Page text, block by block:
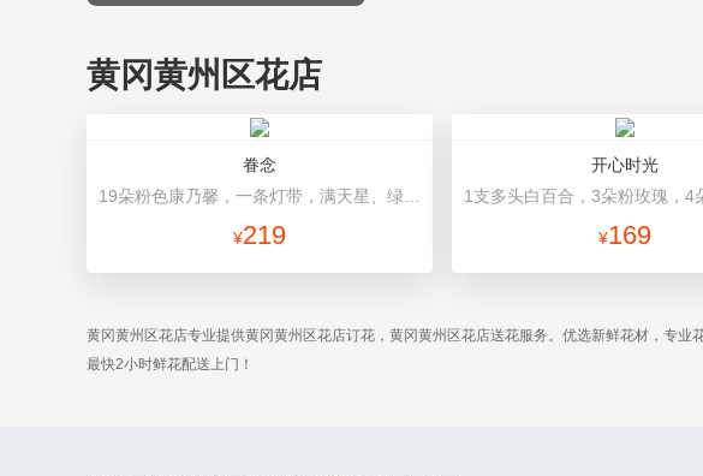
黄冈黄州区花店
眷念
¥219
开心时光
¥169
黄冈黄州区花店专业提供黄冈黄州区花店订花，黄冈黄州区花店送花服务。优选新鲜花材，专
最快2小时鲜花配送上门！